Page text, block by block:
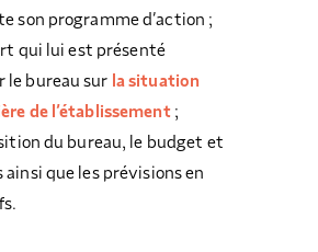
son programme d’action ;
qui lui est présenté
le bureau sur la situation
de l’établissement;
du bureau, le budget et
que les prévisions en